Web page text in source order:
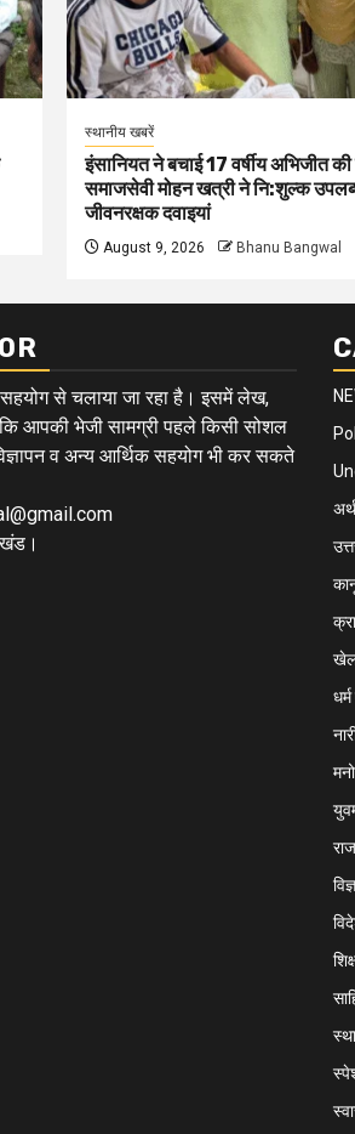
स्थानीय खबरें
इंसानियत ने बचाई 17 वर्षीय अभिजीत की
समाजसेवी मोहन खत्री ने नि:शुल्क
जीवनरक्षक दवाइयां
August 9, 2026 Bhanu Bangwal
सहयोग से चलाया जा रहा है। इसमें लेख,
आपकी भेजी सामग्री पहले किसी सोशल
व अन्य आर्थिक सहयोग भी कर सकते
खेल